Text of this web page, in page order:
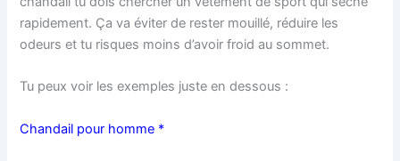
rapidement. Ça va éviter de rester mouillé, réduire les
odeurs et tu risques moins d’avoir froid au sommet.
Tu peux voir les exemples juste en dessous :
Chandail pour homme *